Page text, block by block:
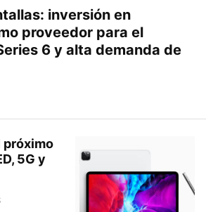
inversión en
proveedor para el
6 y alta demanda de
próximo
5G y